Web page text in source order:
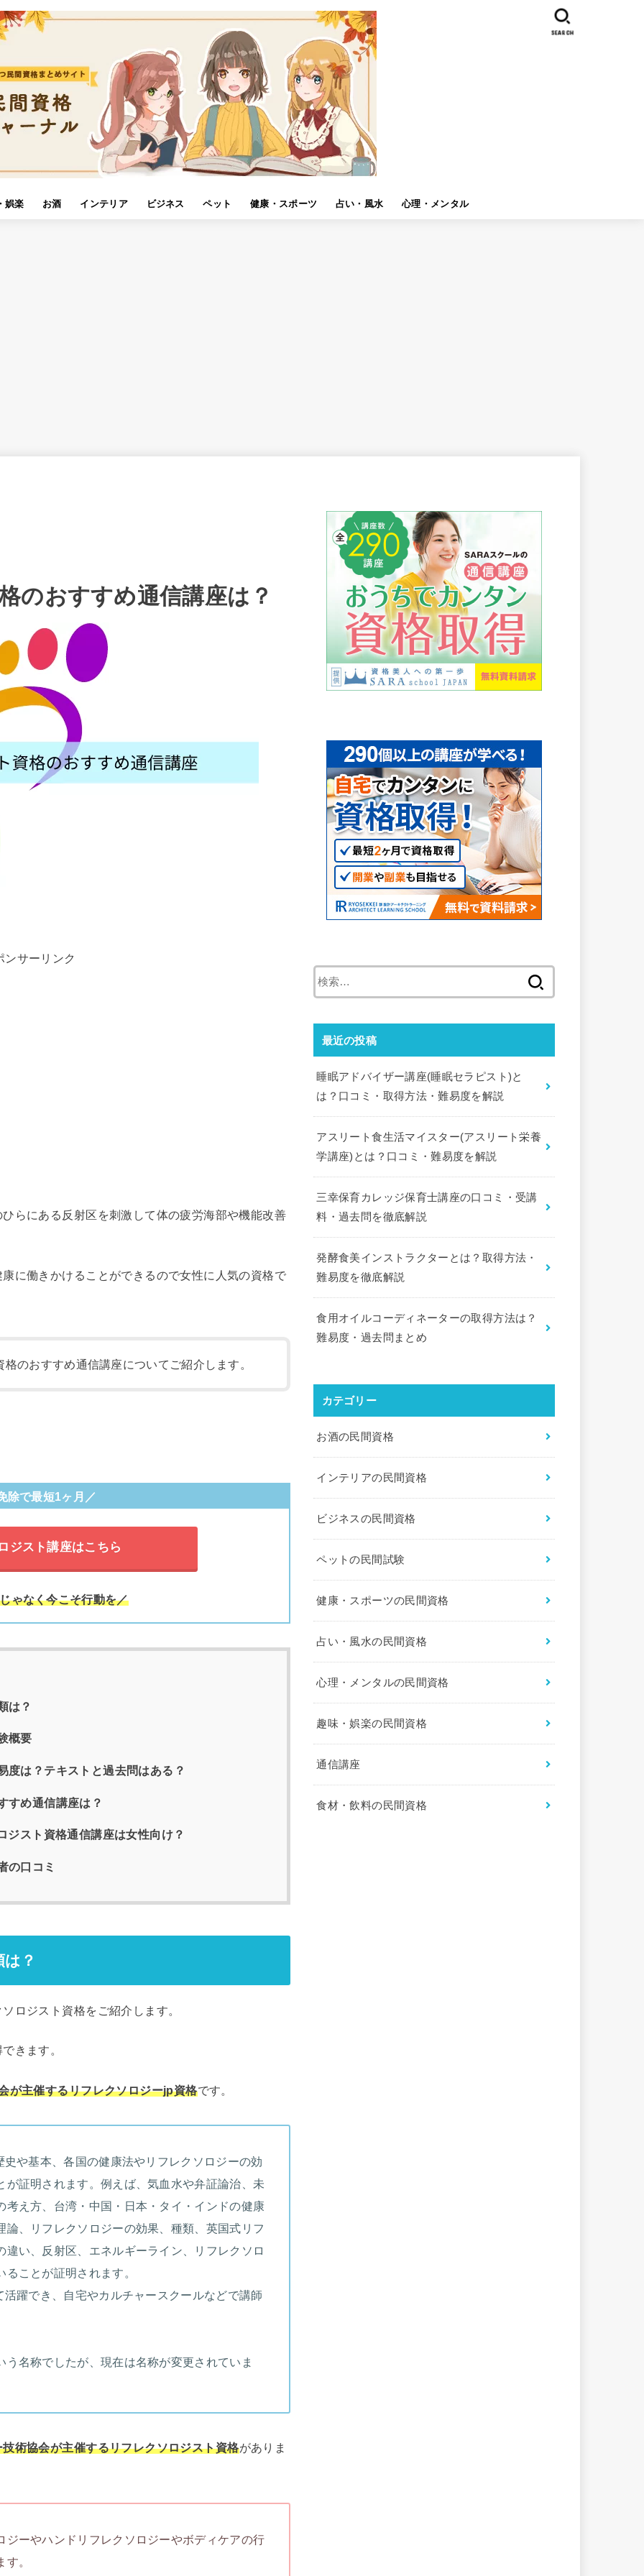
娯楽 お酒 インテリア ビジネス ペット 健康・スポーツ 占い・風水 心理・メンタル
SEARCH
のおすすめ通信講座は？
ンサーリンク
らにある反射区を刺激して体の疲労海部や機能改善
に働きかけることができるので女性に人気の資格で
のおすすめ通信講座についてご紹介します。
除で最短1ヶ月／
ジスト講座はこちら
ゃなく今こそ行動を／
は？
概要
度は？テキストと過去問はある？
すめ通信講座は？
スト資格通信講座は女性向け？
の口コミ
？
ロジスト資格をご紹介します。
きます。
が主催するリフレクソロジーjp資格です。
や基本、各国の健康法やリフレクソロジーの効
証明されます。例えば、気血水や弁証論治、未
え方、台湾・中国・日本・タイ・インドの健康
、リフレクソロジーの効果、種類、英国式リフ
い、反射区、エネルギーライン、リフレクソロ
ことが証明されます。
躍でき、自宅やカルチャースクールなどで講師
名称でしたが、現在は名称が変更されていま
術協会が主催するリフレクソロジスト資格がありま
ーやハンドリフレクソロジーやボディケアの行
。
索:
最近の投稿
睡眠アドバイザー講座(睡眠セラピスト)と
は？口コミ・取得方法・難易度を解説
アスリート食生活マイスター(アスリート栄養
学講座)とは？口コミ・難易度を解説
三幸保育カレッジ保育士講座の口コミ・受講
料・過去問を徹底解説
発酵食美インストラクターとは？取得方法・
難易度を徹底解説
食用オイルコーディネーターの取得方法は？
難易度・過去問まとめ
カテゴリー
お酒の民間資格
インテリアの民間資格
ビジネスの民間資格
ペットの民間試験
健康・スポーツの民間資格
占い・風水の民間資格
心理・メンタルの民間資格
趣味・娯楽の民間資格
通信講座
食材・飲料の民間資格